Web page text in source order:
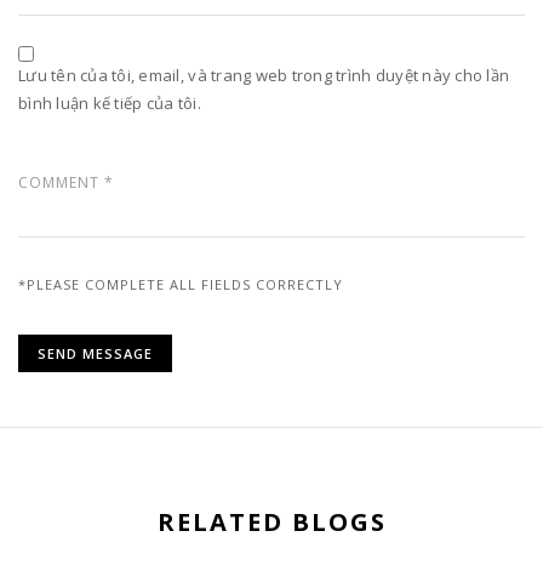
Lưu tên của tôi, email, và trang web trong trình duyệt này cho lần
bình luận kế tiếp của tôi.
*PLEASE COMPLETE ALL FIELDS CORRECTLY
RELATED BLOGS